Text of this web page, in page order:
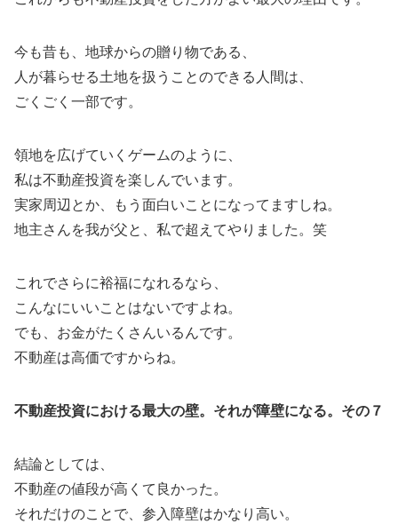
今も昔も、地球からの贈り物である、
人が暮らせる土地を扱うことのできる人間は、
ごくごく一部です。
領地を広げていくゲームのように、
私は不動産投資を楽しんでいます。
実家周辺とか、もう面白いことになってますしね。
地主さんを我が父と、私で超えてやりました。笑
これでさらに裕福になれるなら、
こんなにいいことはないですよね。
でも、お金がたくさんいるんです。
不動産は高価ですからね。
不動産投資における最大の壁。それが障壁になる。その７
結論としては、
不動産の値段が高くて良かった。
それだけのことで、参入障壁はかなり高い。